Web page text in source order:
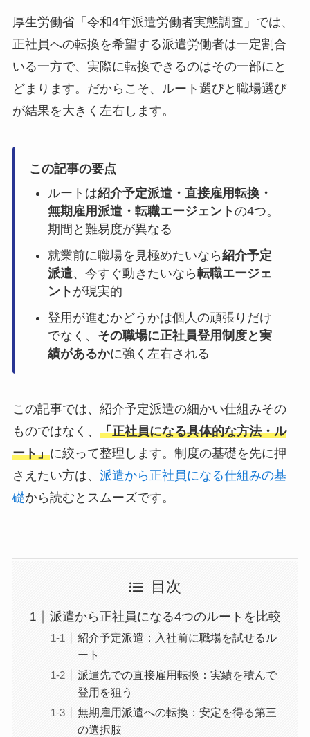
厚生労働省「令和4年派遣労働者実態調査」では、
正社員への転換を希望する派遣労働者は一定割合
いる一方で、実際に転換できるのはその一部にと
どまります。だからこそ、ルート選びと職場選び
が結果を大きく左右します。
この記事の要点
ルートは紹介予定派遣・直接雇用転換・
無期雇用派遣・転職エージェントの4つ。
期間と難易度が異なる
就業前に職場を見極めたいなら紹介予定
派遣、今すぐ動きたいなら転職エージェ
ント が現実的
登用が進むかどうかは個人の頑張りだけ
でなく、 その職場に正社員登用制度と実
績があるかに強く左右される
この記事では、紹介予定派遣の細かい仕組みその
ものではなく、 「正社員になる具体的な方法・ル
ート」に絞って整理します。制度の基礎を先に押
さえたい方は、 派遣から正社員になる仕組みの基
礎から読むとスムーズです。
目次
派遣から正社員になる4つのルートを比較
紹介予定派遣：入社前に職場を試せるル
ート
派遣先での直接雇用転換：実績を積んで
登用を狙う
無期雇用派遣への転換：安定を得る第三
の選択肢